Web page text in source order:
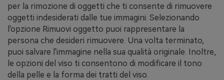
per la rimozione di oggetti che ti consente di rimuovere
oggetti indesiderati dalle tue immagini. Selezionando
l'opzione Rimuovi oggetto puoi rappresentare la
persona che desideri rimuovere. Una volta terminato,
puoi salvare l'immagine nella sua qualità originale. Inoltre,
le opzioni del viso ti consentono di modificare il tono
della pelle e la forma dei tratti del viso.